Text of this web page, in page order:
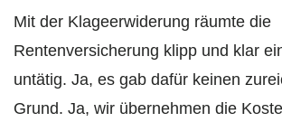
Mit der Klageerwiderung räumte die
Rentenversicherung klipp und klar
untätig. Ja, es gab dafür keinen
Grund. Ja, wir übernehmen die